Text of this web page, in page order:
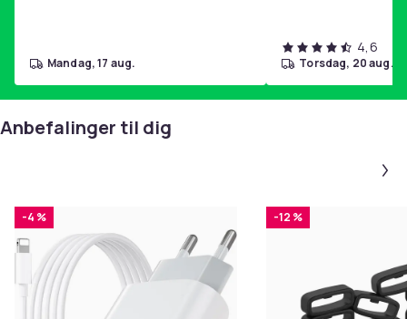
mandag, 17 aug.
4,6
torsdag, 20 aug.
Anbefalinger til dig
-4 % -12 %